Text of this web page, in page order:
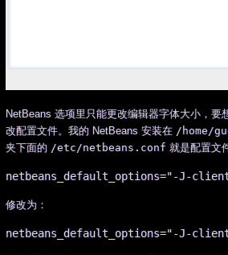
NetBeans 选项里只能更改编辑器字体大小，要
改配置文件。我的 NetBeans 安装在 /home/
夹下面的 /etc/netbeans.conf 就是配置文
修改为：